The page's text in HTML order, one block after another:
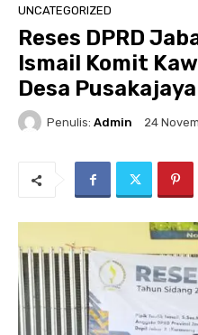
UNCATEGORIZED
Reses DPRD
Ismail Komit
Desa
Penulis: Admin 24